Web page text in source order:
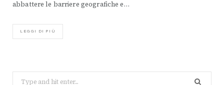
abbattere le barriere geografiche e…
LEGGI DI PIÙ